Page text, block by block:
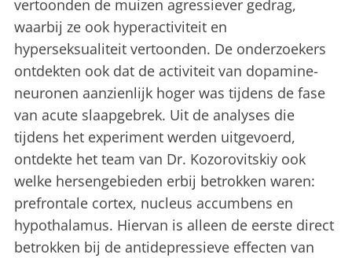
vertoonden de muizen agressiever gedrag,
waarbij ze ook hyperactiviteit en
hyperseksualiteit vertoonden. De onderzoekers
ontdekten ook dat de activiteit van dopamine-
neuronen aanzienlijk hoger was tijdens de fase
van acute slaapgebrek. Uit de analyses die
tijdens het experiment werden uitgevoerd,
ontdekte het team van Dr. Kozorovitskiy ook
welke hersengebieden erbij betrokken waren:
prefrontale cortex, nucleus accumbens en
hypothalamus. Hiervan is alleen de eerste direct
betrokken bij de antidepressieve effecten van